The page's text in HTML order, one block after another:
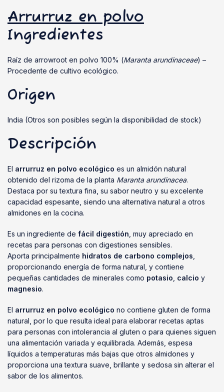
Arrurruz en polvo
Ingredientes
Raíz de arrowroot en polvo 100% (Maranta arundinaceae) –
Procedente de cultivo ecológico.
Origen
India (Otros son posibles según la disponibilidad de stock)
Descripción
El arrurruz en polvo ecológico es un almidón natural
obtenido del rizoma de la planta Maranta arundinacea.
Destaca por su textura fina, su sabor neutro y su excelente
capacidad espesante, siendo una alternativa natural a otros
almidones en la cocina.
Es un ingrediente de fácil digestión , muy apreciado en
recetas para personas con digestiones sensibles.
Aporta principalmente hidratos de carbono complejos
proporcionando energía de forma natural, y contiene
pequeñas cantidades de minerales como potasio calcio y
magnesio.
El arrurruz en polvo ecológico no contiene gluten de forma
natural, por lo que resulta ideal para elaborar recetas aptas
para personas con intolerancia al gluten o para quienes siguen
una alimentación variada y equilibrada. Además, espesa
líquidos a temperaturas más bajas que otros almidones y
proporciona una textura suave, brillante y sedosa sin alterar el
sabor de los alimentos.